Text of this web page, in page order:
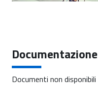
Documentazione
Documenti non disponibili